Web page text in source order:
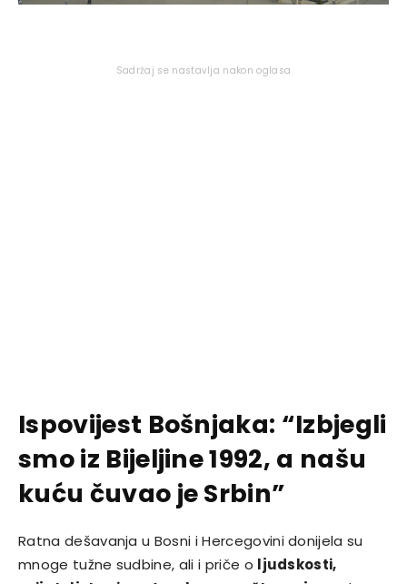
Sadržaj se nastavlja nakon oglasa
Ispovijest Bošnjaka: “Izbjegli
smo iz Bijeljine 1992, a našu
kuću čuvao je Srbin”
Ratna dešavanja u Bosni i Hercegovini donijela su
mnoge tužne sudbine, ali i priče o ljudskosti,